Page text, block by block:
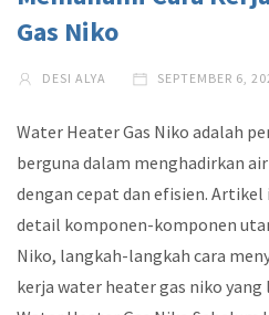
Gas Niko
DESI ALYA SEPTEMBER 6,
Water Heater Gas Niko adalah
berguna dalam menghadirkan
dengan cepat dan efisien. Artikel
detail komponen-komponen
Niko, langkah-langkah cara
kerja water heater gas niko